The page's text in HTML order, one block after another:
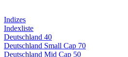
Indizes
Indexliste
Deutschland 40
Deutschland Small Cap 70
Deutschland Mid Cap 50